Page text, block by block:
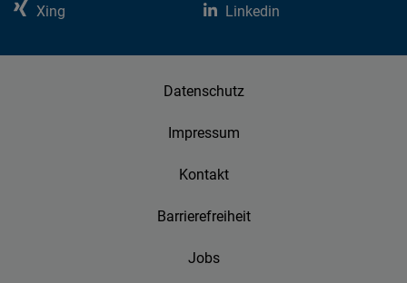
Xing
Linkedin
Datenschutz
Impressum
Kontakt
Barrierefreiheit
Jobs